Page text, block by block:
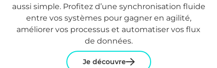
aussi simple. Profitez d’une synchronisation fluide
entre vos systèmes pour gagner en agilité,
améliorer vos processus et automatiser vos flux
de données.
Je découvre